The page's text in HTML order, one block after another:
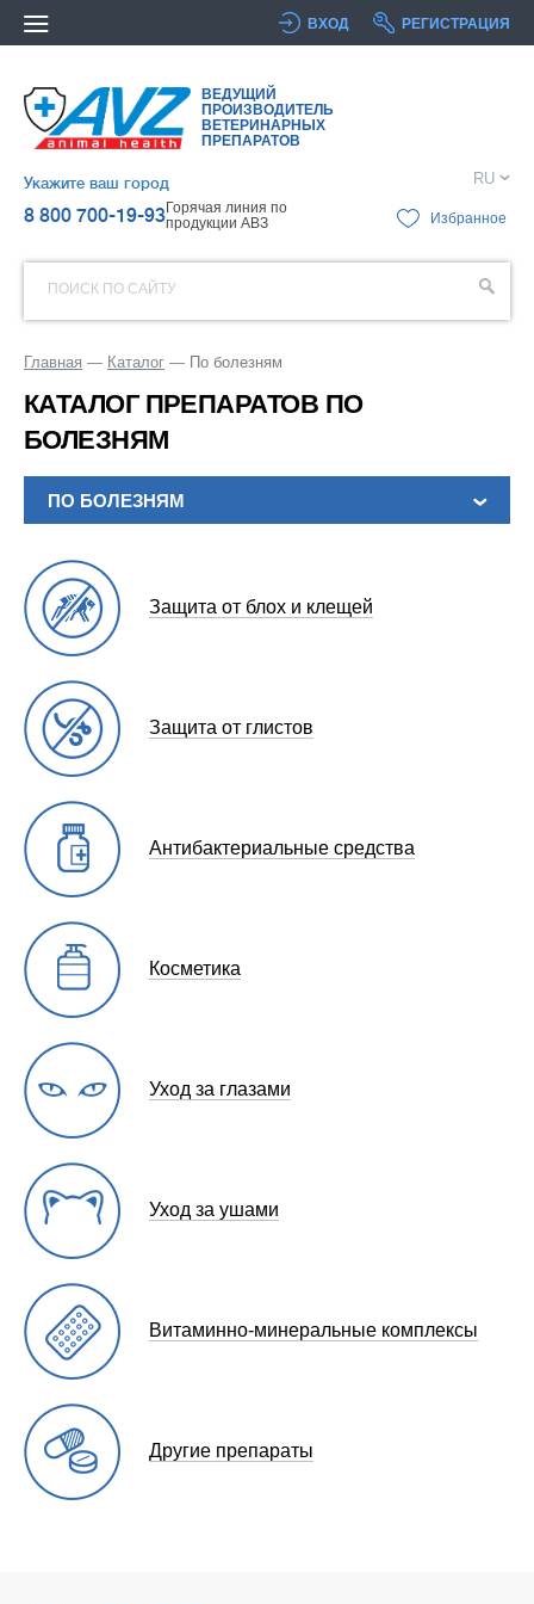
ВХОД РЕГИСТРАЦИЯ
ВЕДУЩИЙ
ПРОИЗВОДИТЕЛЬ
ВЕТЕРИНАРНЫХ
ПРЕПАРАТОВ
Укажите ваш город
8 800 700-19-93Горячая линия по
продукции АВЗ
RU
Избранное
ПОИСК ПО САЙТУ
Главная Каталог По болезням
КАТАЛОГ ПРЕПАРАТОВ ПО
БОЛЕЗНЯМ
ПО БОЛЕЗНЯМ
Защита от блох и клещей
Защита от глистов
Антибактериальные средства
Косметика
Уход за глазами
Уход за ушами
Витаминно-минеральные комплексы
Другие препараты